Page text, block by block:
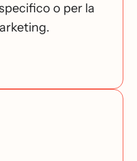
o per la